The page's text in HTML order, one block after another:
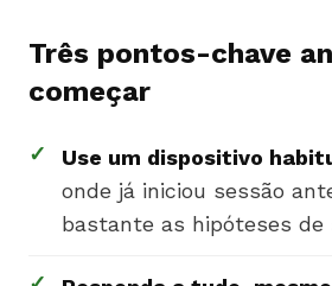
Três pontos-chave
começar
✓ Use um dispositivo
onde já iniciou sessão
bastante as hipóteses de